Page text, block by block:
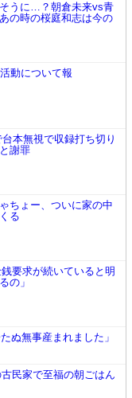
うに…？朝倉未来vs青
の時の桜庭和志は今の
動について報
本無視で収録打ち切り
謝罪
ちょー、ついに家の中
る
要求が続いていると明
の」
ぬ無事産まれました」
民家で至福の朝ごはん